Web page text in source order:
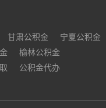
甘肃公积金
宁夏公积金
榆林公积金
公积金代办